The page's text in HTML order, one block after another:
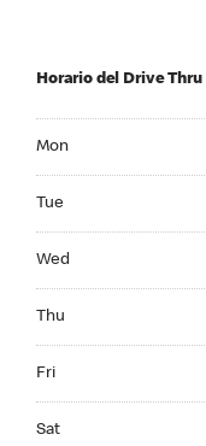
Horario del Drive Thru
Mon
Tue
Wed
Thu
Fri
Sat